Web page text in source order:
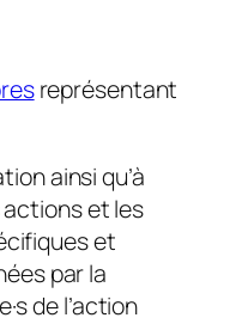
représentant
ainsi qu’à
actions et les
et
par la
de l’action